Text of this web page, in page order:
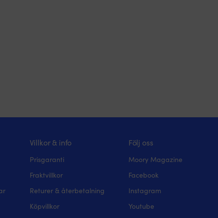
Villkor & info
Prisgaranti
Fraktvillkor
Returer & återbetalning
Köpvillkor
Följ oss
Moory Magazine
Facebook
Instagram
Youtube